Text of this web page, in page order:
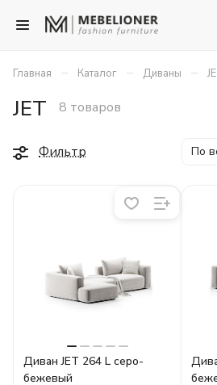
Главная – Каталог – Диваны –
JET 8 товаров
Фильтр
Диван JET 264 L серо-
бежевый